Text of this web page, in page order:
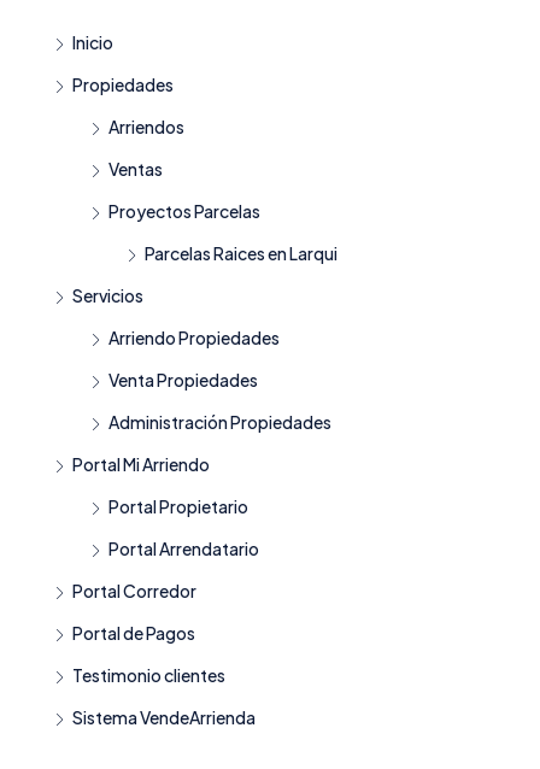
Inicio
Propiedades
Arriendos
Ventas
Proyectos Parcelas
Parcelas Raices en Larqui
Servicios
Arriendo Propiedades
Venta Propiedades
Administración Propiedades
Portal Mi Arriendo
Portal Propietario
Portal Arrendatario
Portal Corredor
Portal de Pagos
Testimonio clientes
Sistema VendeArrienda